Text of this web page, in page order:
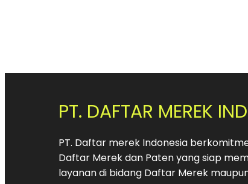
PT. DAFTAR MEREK
PT. Daftar merek Indonesia
Daftar Merek dan Paten yang siap
layanan di bidang Daftar Merek